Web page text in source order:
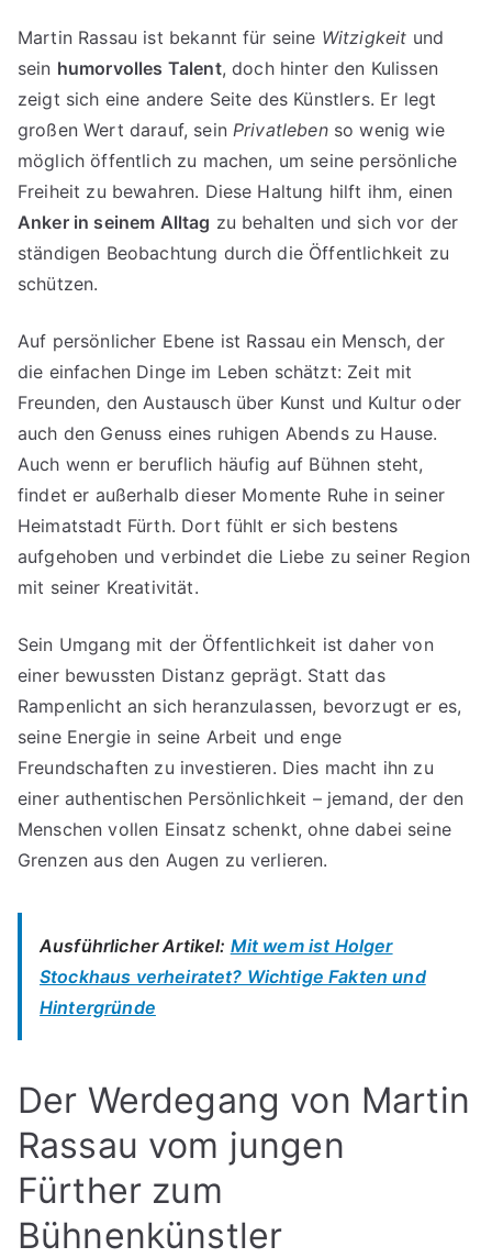
Martin Rassau ist bekannt für seine Witzigkeit und
sein humorvolles Talent, doch hinter den Kulissen
zeigt sich eine andere Seite des Künstlers. Er legt
großen Wert darauf, sein Privatlebenso wenig wie
möglich öffentlich zu machen, um seine persönliche
Freiheit zu bewahren. Diese Haltung hilft ihm, einen
Anker in seinem Alltag zu behalten und sich vor der
ständigen Beobachtung durch die Öffentlichkeit zu
schützen.
Auf persönlicher Ebene ist Rassau ein Mensch, der
die einfachen Dinge im Leben schätzt: Zeit mit
Freunden, den Austausch über Kunst und Kultur oder
auch den Genuss eines ruhigen Abends zu Hause.
Auch wenn er beruflich häufig auf Bühnen steht,
findet er außerhalb dieser Momente Ruhe in seiner
Heimatstadt Fürth. Dort fühlt er sich bestens
aufgehoben und verbindet die Liebe zu seiner Region
mit seiner Kreativität.
Sein Umgang mit der Öffentlichkeit ist daher von
einer bewussten Distanz geprägt. Statt das
Rampenlicht an sich heranzulassen, bevorzugt er es,
seine Energie in seine Arbeit und enge
Freundschaften zu investieren. Dies macht ihn zu
einer authentischen Persönlichkeit – jemand, der den
Menschen vollen Einsatz schenkt, ohne dabei seine
Grenzen aus den Augen zu verlieren.
Ausführlicher Artikel: Mit wem ist Holger
Stockhaus verheiratet? Wichtige Fakten und
Hintergründe
Der Werdegang von Martin
Rassau vom jungen
Fürther zum
Bühnenkünstler